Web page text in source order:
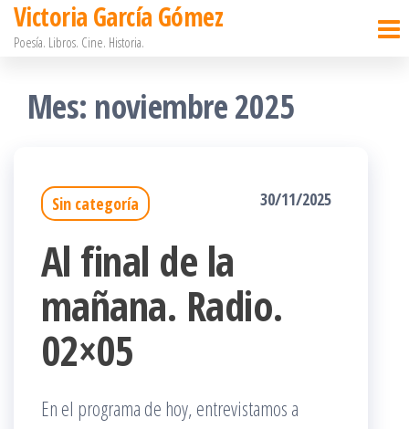
Saltar
contenido
Victoria García Gómez
Poesía. Libros. Cine. Historia.
Mes: noviembre 2025
Sin categoría 30/11/2025
Al final de la
mañana. Radio.
02×05
En el programa de hoy, entrevistamos a